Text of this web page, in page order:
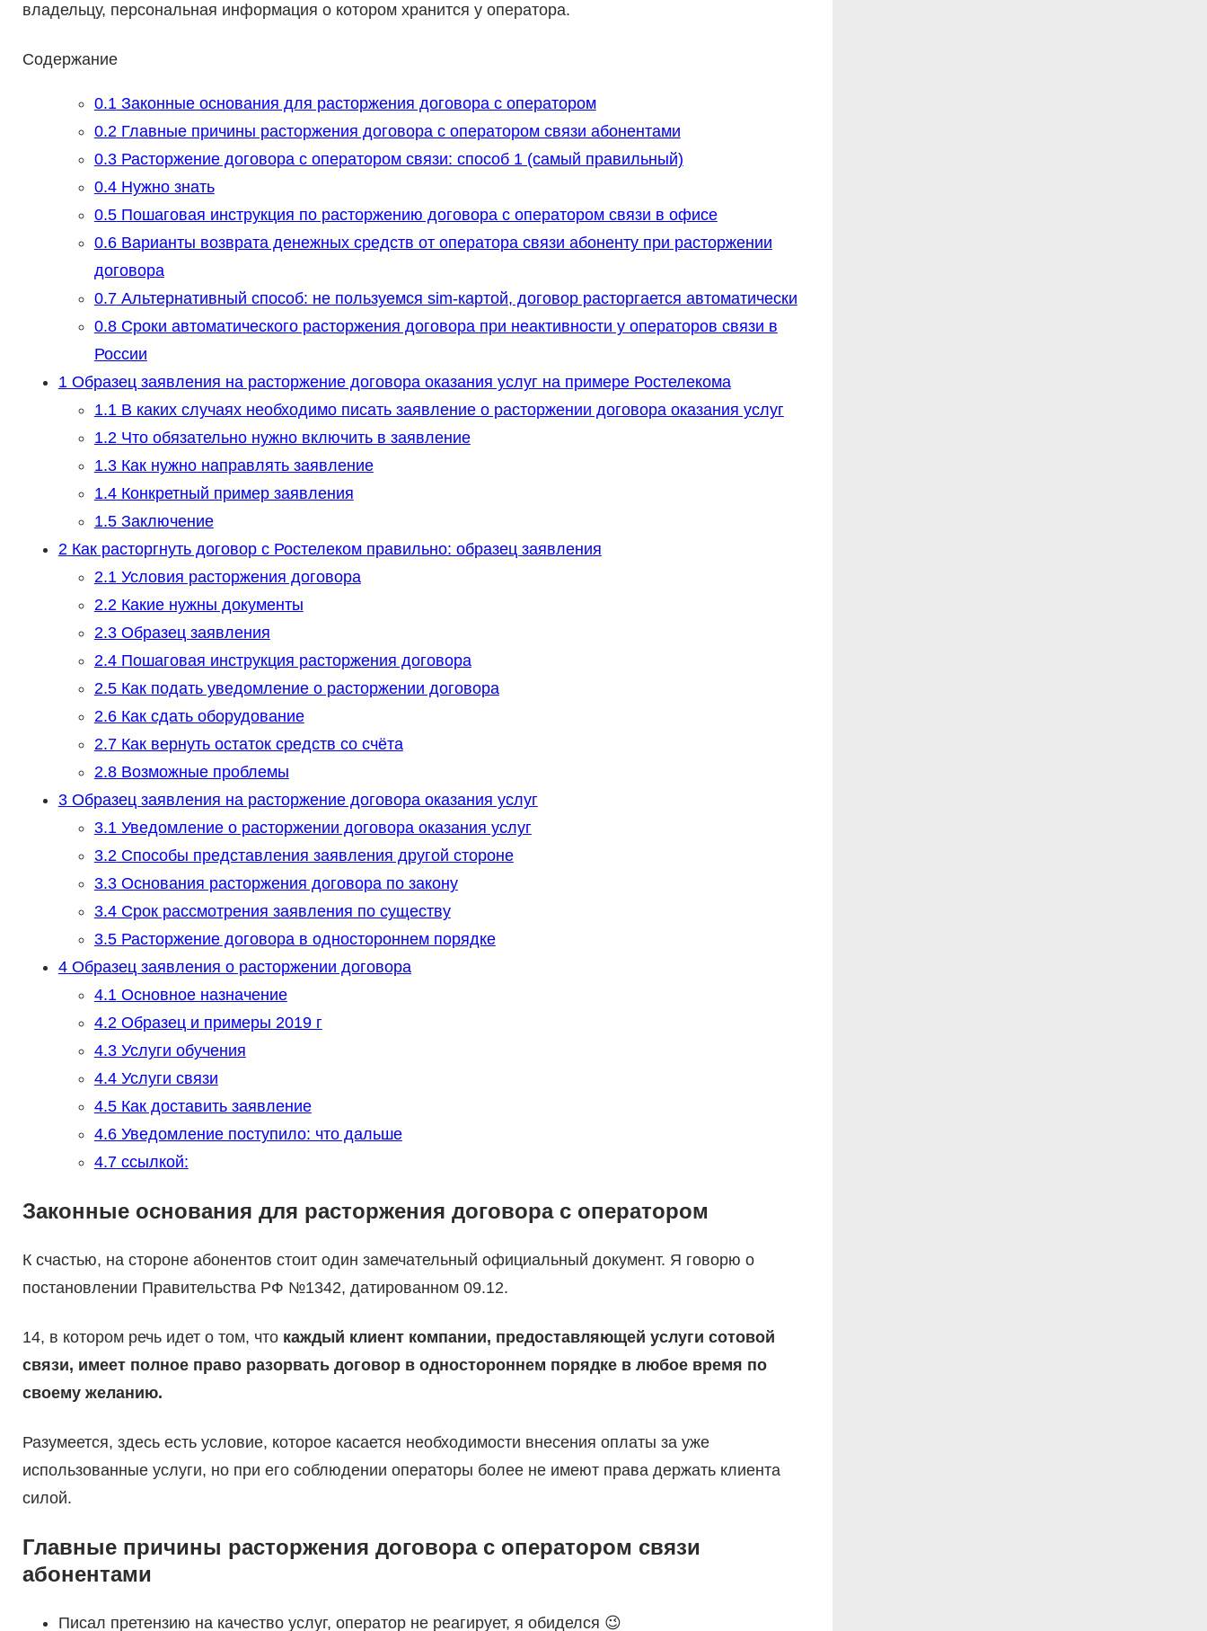
владельцу, персональная информация о котором хранится у оператора.
Содержание
0.1Законные основания для расторжения договора с оператором
0.2Главные причины расторжения договора с оператором связи абонентами
0.3Расторжение договора с оператором связи: способ 1 (самый правильный)
0.4Нужно знать
0.5Пошаговая инструкция по расторжению договора с оператором связи в офисе
0.6Варианты возврата денежных средств от оператора связи абоненту при расторжении
договора
0.7Альтернативный способ: не пользуемся sim-картой, договор расторгается автоматически
0.8Сроки автоматического расторжения договора при неактивности у операторов связи в
России
1Образец заявления на расторжение договора оказания услуг на примере Ростелекома
1.1В каких случаях необходимо писать заявление о расторжении договора оказания услуг
1.2Что обязательно нужно включить в заявление
1.3Как нужно направлять заявление
1.4Конкретный пример заявления
1.5Заключение
2Как расторгнуть договор с Ростелеком правильно: образец заявления
2.1Условия расторжения договора
2.2Какие нужны документы
2.3Образец заявления
2.4Пошаговая инструкция расторжения договора
2.5Как подать уведомление о расторжении договора
2.6Как сдать оборудование
2.7Как вернуть остаток средств со счёта
2.8Возможные проблемы
3Образец заявления на расторжение договора оказания услуг
3.1Уведомление о расторжении договора оказания услуг
3.2Способы представления заявления другой стороне
3.3Основания расторжения договора по закону
3.4Срок рассмотрения заявления по существу
3.5Расторжение договора в одностороннем порядке
4Образец заявления о расторжении договора
4.1Основное назначение
4.2Образец и примеры 2019 г
4.3Услуги обучения
4.4Услуги связи
4.5Как доставить заявление
4.6Уведомление поступило: что дальше
4.7ссылкой:
Законные основания для расторжения договора с оператором
К счастью, на стороне абонентов стоит один замечательный официальный документ. Я говорю о
постановлении Правительства РФ №1342, датированном 09.12.
14, в котором речь идет о том, что каждый клиент компании, предоставляющей услуги сотовой
связи, имеет полное право разорвать договор в одностороннем порядке в любое время по
своему желанию.
Разумеется, здесь есть условие, которое касается необходимости внесения оплаты за уже
использованные услуги, но при его соблюдении операторы более не имеют права держать клиента
силой.
Главные причины расторжения договора с оператором связи
абонентами
Писал претензию на качество услуг, оператор не реагирует, я обиделся 😉